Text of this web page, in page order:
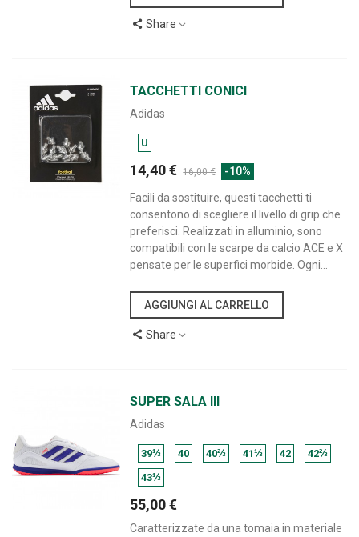
Share
TACCHETTI CONICI
Adidas
U
14,40 € 16,00 € -10%
Facili da sostituire, questi tacchetti ti
consentono di scegliere il livello di grip che
preferisci. Realizzati in alluminio, sono
compatibili con le scarpe da calcio ACE e X
pensate per le superfici morbide. Ogni...
AGGIUNGI AL CARRELLO
Share
SUPER SALA III
Adidas
39⅓ 40 40⅔ 41⅓ 42
42⅔
43⅓
55,00 €
Caratterizzate da una tomaia in materiale